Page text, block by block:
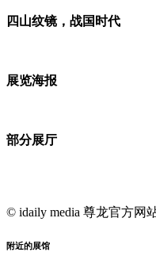
四山纹镜，战国时代
展览海报
部分展厅
© idaily media 尊龙官方网
附近的展馆